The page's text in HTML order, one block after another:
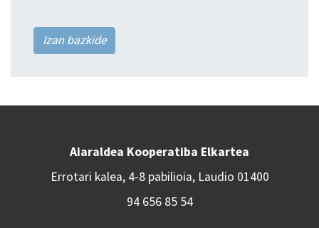
Izan bazkide
Aiaraldea Kooperatiba Elkartea
Errotari kalea, 4-8 pabilioia, Laudio 01400
94 656 85 54